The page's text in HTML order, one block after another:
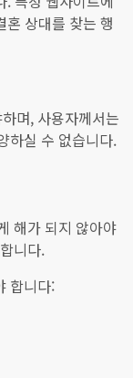
혼 상대를 찾는 행
며, 사용자께서는
하실 수 없습니다.
해가 되지 않아야
니다.
합니다: